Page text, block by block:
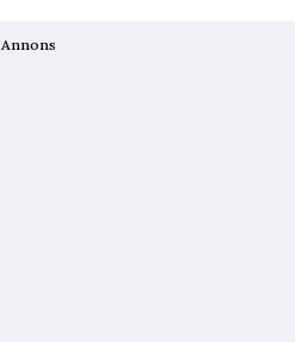
Annons